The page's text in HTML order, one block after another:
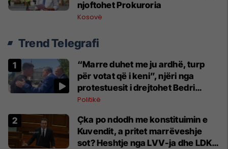
njoftohet Prokuroria
Kosovë
Trend Telegrafi
“Marre duhet me ju ardhë, turp
për votat që i keni”, njëri nga
protestuesit i drejtohet Bedri
Hamzës
Politikë
Çka po ndodh me konstituimin e
Kuvendit, a pritet marrëveshje
sot? Heshtje nga LVV-ja dhe LDK-